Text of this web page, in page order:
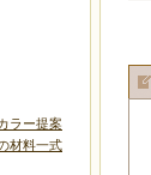
ラー提案
材料一式